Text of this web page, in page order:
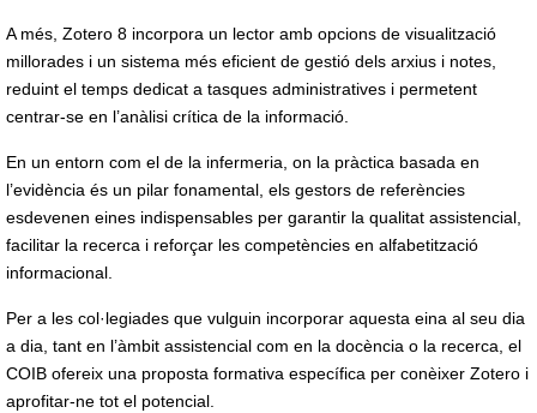
A més, Zotero 8 incorpora un lector amb opcions de visualització
millorades i un sistema més eficient de gestió dels arxius i notes,
reduint el temps dedicat a tasques administratives i permetent
centrar-se en l’anàlisi crítica de la informació.
En un entorn com el de la infermeria, on la pràctica basada en
l’evidència és un pilar fonamental, els gestors de referències
esdevenen eines indispensables per garantir la qualitat assistencial,
facilitar la recerca i reforçar les competències en alfabetització
informacional.
Per a les col·legiades que vulguin incorporar aquesta eina al seu dia
a dia, tant en l’àmbit assistencial com en la docència o la recerca, el
COIB ofereix una proposta formativa específica per conèixer Zotero i
aprofitar-ne tot el potencial.